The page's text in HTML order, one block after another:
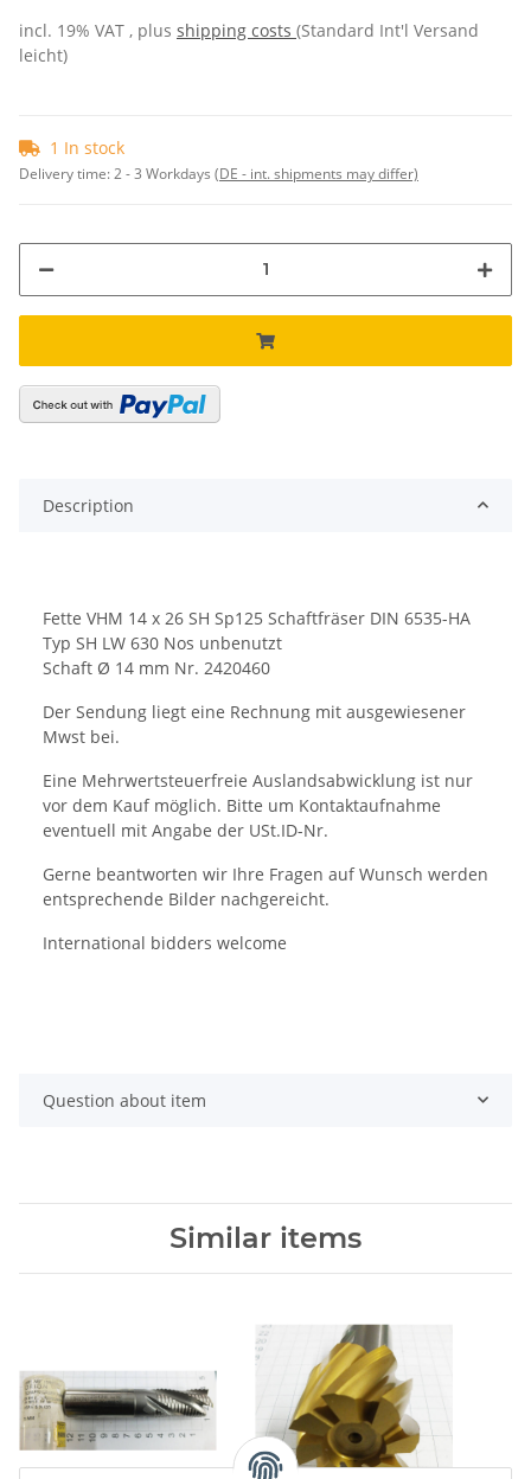
incl. 19% VAT , plus shipping costs (Standard Int'l Versand
leicht)
1 In stock
Delivery time:2 - 3 Workdays (DE - int. shipments may differ)
Description
Fette VHM 14 x 26 SH Sp125 Schaftfräser DIN 6535-HA
Typ SH LW 630 Nos unbenutzt
Schaft Ø 14 mm Nr. 2420460
Der Sendung liegt eine Rechnung mit ausgewiesener
Mwst bei.
Eine Mehrwertsteuerfreie Auslandsabwicklung ist nur
vor dem Kauf möglich. Bitte um Kontaktaufnahme
eventuell mit Angabe der USt.ID-Nr.
Gerne beantworten wir Ihre Fragen auf Wunsch werden
entsprechende Bilder nachgereicht.
International bidders welcome
Question about item
Similar items